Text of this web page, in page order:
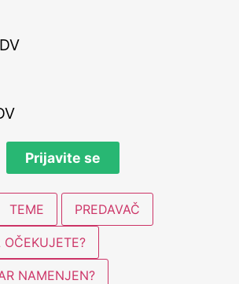
Prijavite se
TEME PREDAVAČ
NAMENJEN?